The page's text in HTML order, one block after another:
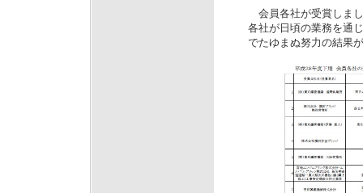
会員各社が受賞しま
各社が日頃の業務を通
でたゆまぬ努力の結果